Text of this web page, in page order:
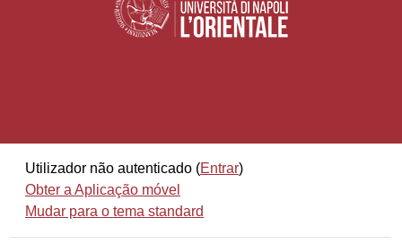
Utilizador não autenticado (Entrar)
Obter a Aplicação móvel
Mudar para o tema standard